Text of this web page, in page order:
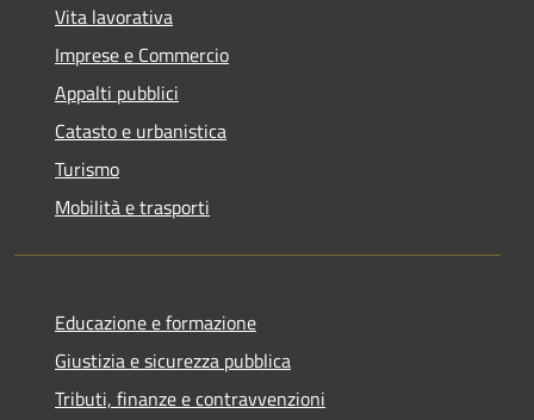
Vita lavorativa
Imprese e Commercio
Appalti pubblici
Catasto e urbanistica
Turismo
Mobilità e trasporti
Educazione e formazione
Giustizia e sicurezza pubblica
Tributi, finanze e contravvenzioni